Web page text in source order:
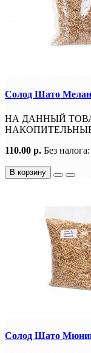
Солод Шато
НА ДАННЫЙ
НАКОПИТЕЛЬНЫЕ
110.00 р. Без
В корзину
Солод Шато